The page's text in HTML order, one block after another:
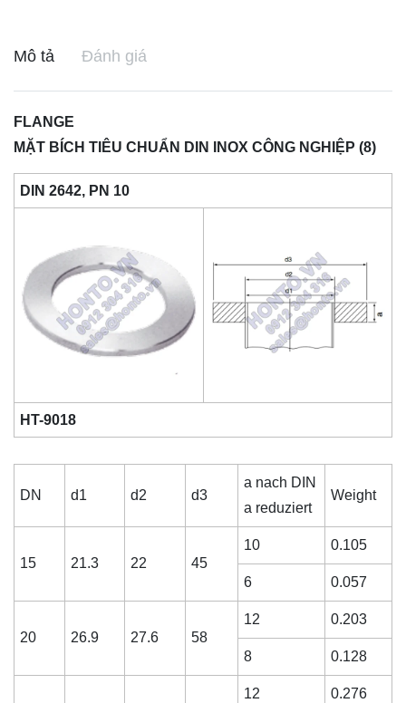
Mô tả Đánh giá
FLANGE
MẶT BÍCH TIÊU CHUẨN DIN INOX CÔNG NGHIỆP (8)
DIN 2642, PN 10
HT-9018
DN d1 d2 d3
a nach DIN
a reduziert
Weight
15 21.3 22 45
10 0.105
6 0.057
20 26.9 27.6 58
12 0.203
8 0.128
12 0.276